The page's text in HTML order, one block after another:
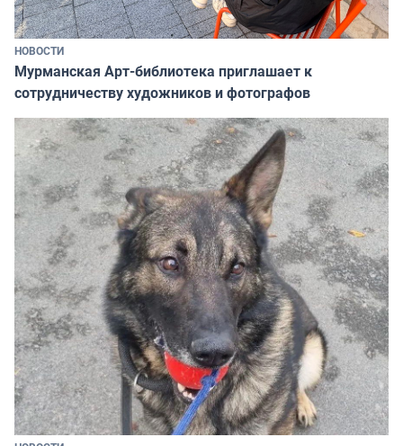
НОВОСТИ
Мурманская Арт-библиотека приглашает к
сотрудничеству художников и фотографов